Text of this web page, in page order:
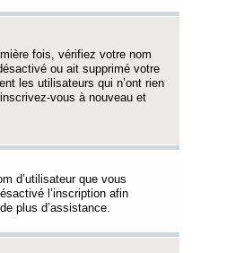
fois, vérifiez votre nom
ou ait supprimé votre
les utilisateurs qui n’ont rien
vous à nouveau et
d’utilisateur que vous
l’inscription afin
plus d’assistance.